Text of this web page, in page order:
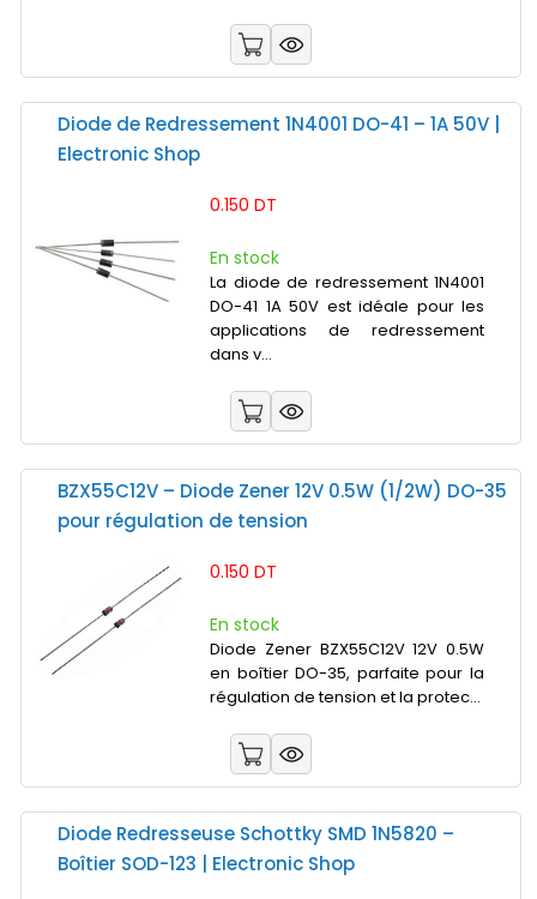
Diode de Redressement 1N4001 DO-41 – 1A 50V |
Electronic Shop
0.150 DT
En stock
La diode de redressement 1N4001
DO-41 1A 50V est idéale pour les
applications de redressement
dans v...
BZX55C12V – Diode Zener 12V 0.5W (1/2W) DO-35
pour régulation de tension
0.150 DT
En stock
Diode Zener BZX55C12V 12V 0.5W
en boîtier DO-35, parfaite pour la
régulation de tension et la protec...
Diode Redresseuse Schottky SMD 1N5820 –
Boîtier SOD-123 | Electronic Shop